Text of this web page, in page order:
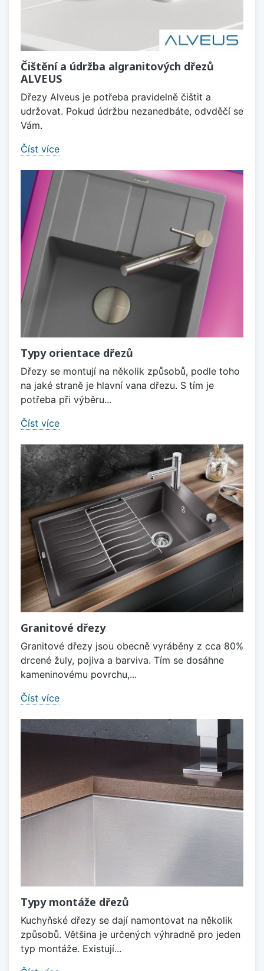
Čištění a údržba algranitových dřezů
ALVEUS
Dřezy Alveus je potřeba pravidelně čištit a
udržovat. Pokud údržbu nezanedbáte, odvděčí se
Vám.
Číst více
Typy orientace dřezů
Dřezy se montují na několik způsobů, podle toho
na jaké straně je hlavní vana dřezu. S tím je
potřeba při výběru...
Číst více
Granitové dřezy
Granitové dřezy jsou obecně vyráběny z cca 80%
drcené žuly, pojiva a barviva. Tím se dosáhne
kameninovému povrchu,...
Číst více
Typy montáže dřezů
Kuchyňské dřezy se dají namontovat na několik
způsobů. Většina je určených výhradně pro jeden
typ montáže. Existují...